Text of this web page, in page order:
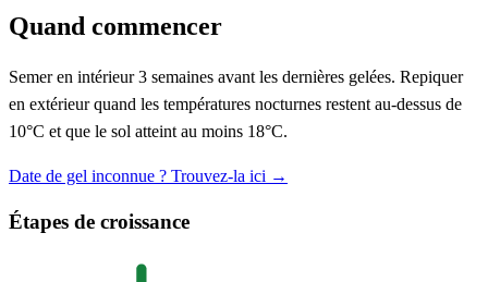
Quand commencer
Semer en intérieur 3 semaines avant les dernières gelées. Repiquer
en extérieur quand les températures nocturnes restent au-dessus de
10°C et que le sol atteint au moins 18°C.
Date de gel inconnue ? Trouvez-la ici →
Étapes de croissance